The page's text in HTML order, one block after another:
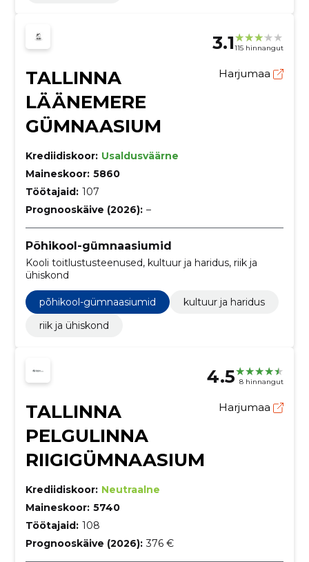
3.1115 hinnangut
TALLINNA
LÄÄNEMERE
GÜMNAASIUM
Harjumaa
Krediidiskoor: Usaldusväärne
Maineskoor: 5860
Töötajaid: 107
Prognooskäive (2026): –
Põhikool-gümnaasiumid
Kooli toitlustusteenused, kultuur ja haridus, riik ja
ühiskond
põhikool-gümnaasiumid
kultuur ja haridus
riik ja ühiskond
4.5 8 hinnangut
TALLINNA
PELGULINNA
RIIGIGÜMNAASIUM
Harjumaa
Krediidiskoor: Neutraalne
Maineskoor: 5740
Töötajaid: 108
Prognooskäive (2026): 376 €